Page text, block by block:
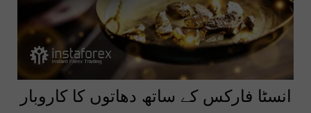
انسٹا فارکس کے ساتھ دھاتوں کا کاروبار